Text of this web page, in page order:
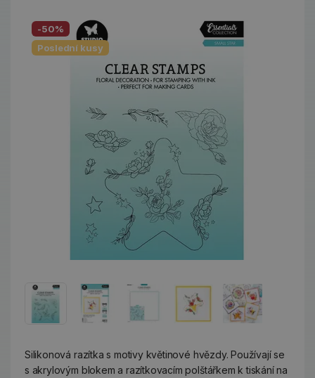
-50%
Poslední kusy
Silikonová razítka s motivy květinové hvězdy. Používají se
s akrylovým blokem a razítkovacím polštářkem k tiskání na